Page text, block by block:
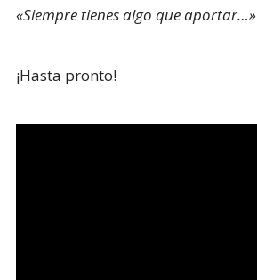
«Siempre tienes algo que aportar…»
¡Hasta pronto!